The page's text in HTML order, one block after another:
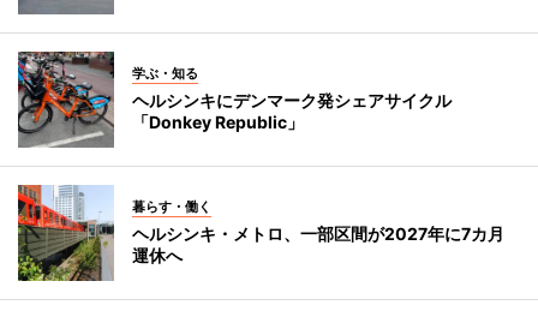
学ぶ・知る
ヘルシンキにデンマーク発シェアサイクル
「Donkey Republic」
暮らす・働く
ヘルシンキ・メトロ、一部区間が2027年に7カ月
運休へ